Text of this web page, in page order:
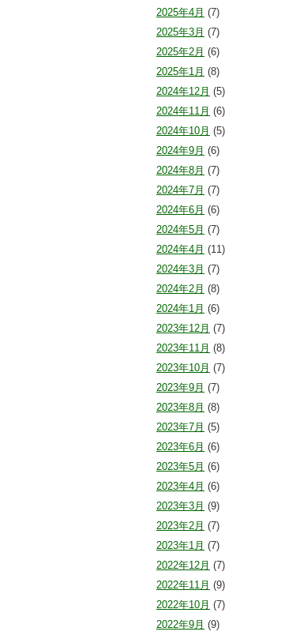
2025年4月 (7)
2025年3月 (7)
2025年2月 (6)
2025年1月 (8)
2024年12月 (5)
2024年11月 (6)
2024年10月 (5)
2024年9月 (6)
2024年8月 (7)
2024年7月 (7)
2024年6月 (6)
2024年5月 (7)
2024年4月 (11)
2024年3月 (7)
2024年2月 (8)
2024年1月 (6)
2023年12月 (7)
2023年11月 (8)
2023年10月 (7)
2023年9月 (7)
2023年8月 (8)
2023年7月 (5)
2023年6月 (6)
2023年5月 (6)
2023年4月 (6)
2023年3月 (9)
2023年2月 (7)
2023年1月 (7)
2022年12月 (7)
2022年11月 (9)
2022年10月 (7)
2022年9月 (9)